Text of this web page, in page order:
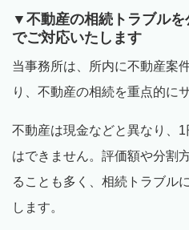
▼不動産の相続トラブルを
でご対応いたします
当事務所は、所内に不動産案
り、不動産の相続を重点的に
不動産は現金などと異なり、 1
はできません。評価額や分割
ることも多く、相続トラブル
します。